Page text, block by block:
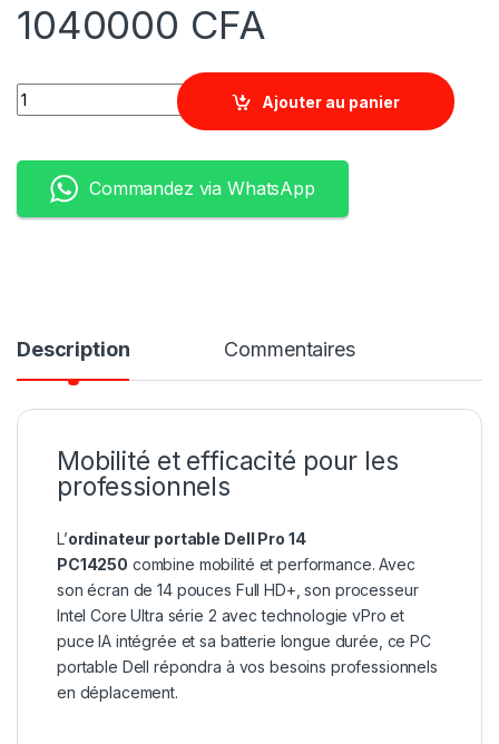
1040000 CFA
Quantity
Ajouter au panier
Commandez via WhatsApp
Description Commentaires
Mobilité et efficacité pour les
professionnels
L’ordinateur portable Dell Pro 14
PC14250 combine mobilité et performance. Avec
son écran de 14 pouces Full HD+, son processeur
Intel Core Ultra série 2 avec technologie vPro et
puce IA intégrée et sa batterie longue durée, ce PC
portable Dell répondra à vos besoins professionnels
en déplacement.